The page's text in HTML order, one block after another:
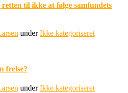
til ikke at følge samfundets
underIkke kategoriseret
frelse?
underIkke kategoriseret